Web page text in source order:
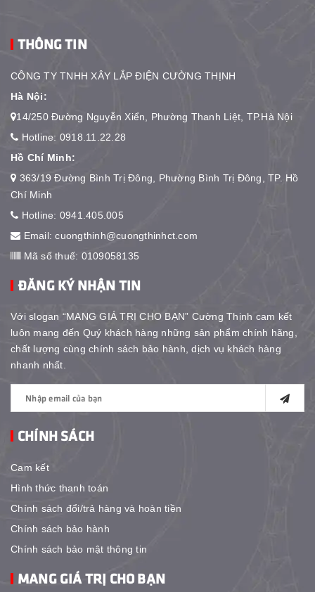
THÔNG TIN
CÔNG TY TNHH XÂY LẮP ĐIỆN CƯỜNG THỊNH
Hà Nội:
14/250 Đường Nguyễn Xiển, Phường Thanh Liệt, TP.Hà Nội
Hotline: 0918.11.22.28
Hồ Chí Minh:
363/19 Đường Bình Trị Đông, Phường Bình Trị Đông, TP. Hồ
Chí Minh
Hotline: 0941.405.005
Email:cuongthinh@cuongthinhct.com
Mã số thuế: 0109058135
ĐĂNG KÝ NHẬN TIN
Với slogan “MANG GIÁ TRỊ CHO BẠN” Cường Thịnh cam kết
luôn mang đến Quý khách hàng những sản phẩm chính hãng,
chất lượng cùng chính sách bảo hành, dịch vụ khách hàng
nhanh nhất.
CHÍNH SÁCH
Cam kết
Hình thức thanh toán
Chính sách đổi/trả hàng và hoàn tiền
Chính sách bảo hành
Chính sách bảo mật thông tin
MANG GIÁ TRỊ CHO BẠN